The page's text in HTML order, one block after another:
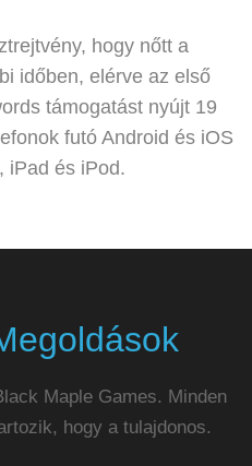
hogy nőtt a
időben, elérve az első
támogatást nyújt 19
futó Android és iOS
iPad és iPod.
Maple Games. Minden
hogy a tulajdonos.